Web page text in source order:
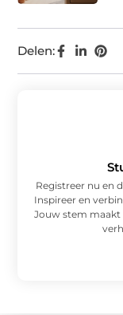
Delen:
Registreer nu en
Inspireer en
Jouw stem